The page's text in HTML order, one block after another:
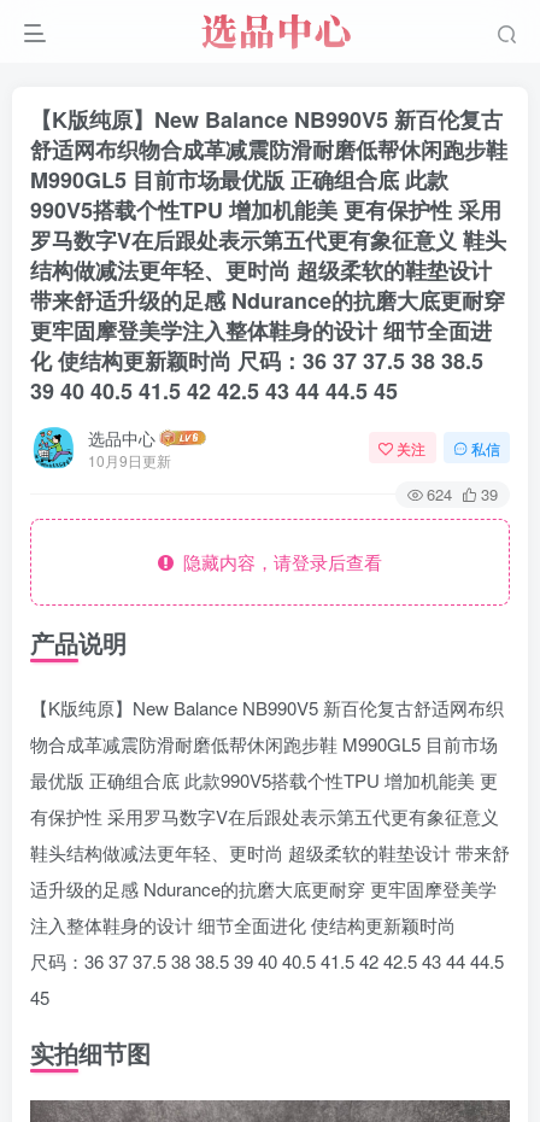
【K版纯原】New Balance NB990V5 新百伦复古
舒适网布织物合成革减震防滑耐磨低帮休闲跑步鞋
M990GL5 目前市场最优版 正确组合底 此款
990V5搭载个性TPU 增加机能美 更有保护性 采用
罗马数字V在后跟处表示第五代更有象征意义 鞋头
结构做减法更年轻、更时尚 超级柔软的鞋垫设计
带来舒适升级的足感 Ndurance的抗磨大底更耐穿
更牢固摩登美学注入整体鞋身的设计 细节全面进
化 使结构更新颖时尚 尺码：36 37 37.5 38 38.5
39 40 40.5 41.5 42 42.5 43 44 44.5 45
选品中心
10月9日更新
关注 私信
624 39
隐藏内容，请登录后查看
产品说明
【K版纯原】New Balance NB990V5 新百伦复古舒适网布织
物合成革减震防滑耐磨低帮休闲跑步鞋 M990GL5 目前市场
最优版 正确组合底 此款990V5搭载个性TPU 增加机能美 更
有保护性 采用罗马数字V在后跟处表示第五代更有象征意义
鞋头结构做减法更年轻、更时尚 超级柔软的鞋垫设计 带来舒
适升级的足感 Ndurance的抗磨大底更耐穿 更牢固摩登美学
注入整体鞋身的设计 细节全面进化 使结构更新颖时尚
尺码：36 37 37.5 38 38.5 39 40 40.5 41.5 42 42.5 43 44 44.5
45
实拍细节图